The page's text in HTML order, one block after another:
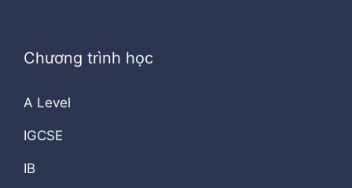
Chương trình học
A Level
IGCSE
IB